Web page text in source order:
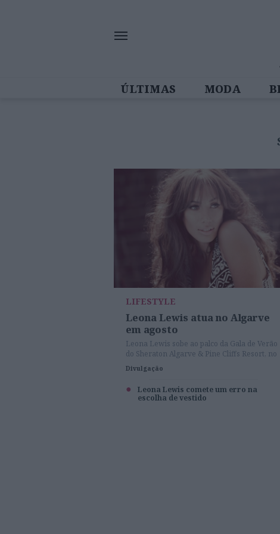
ÚLTIMAS MODA
LIFESTYLE
Leona Lewis atua no Algarve
em agosto
Leona Lewis sobe ao palco da Gala de Verão
do Sheraton Algarve & Pine Cliffs Resort, no
próximo dia 8 de agosto de 2014.
Divulgação
Leona Lewis comete um erro na
escolha de vestido